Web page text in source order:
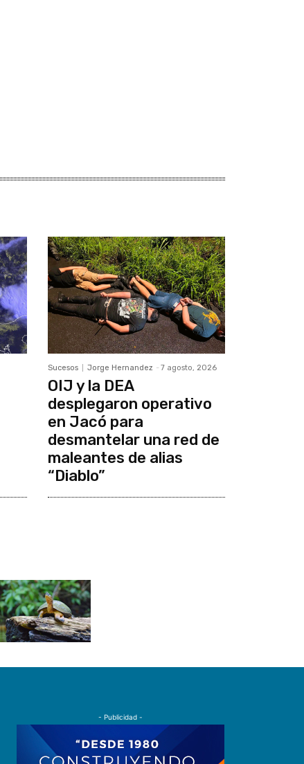
Sucesos Jorge Hernandez - 7 agosto, 2026
OIJ y la DEA
desplegaron operativo
en Jacó para
desmantelar una red de
maleantes de alias
“Diablo”
- Publicidad -